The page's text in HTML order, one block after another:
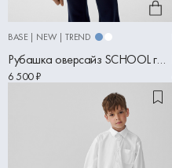
BASE | NEW | TREND
Рубашка оверсайз SCHOOL голубой
6 500 ₽